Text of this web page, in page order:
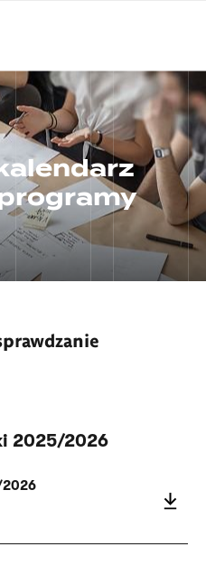
2025/2026
2026